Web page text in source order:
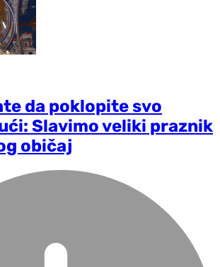
da poklopite svo
Slavimo veliki praznik
običaj